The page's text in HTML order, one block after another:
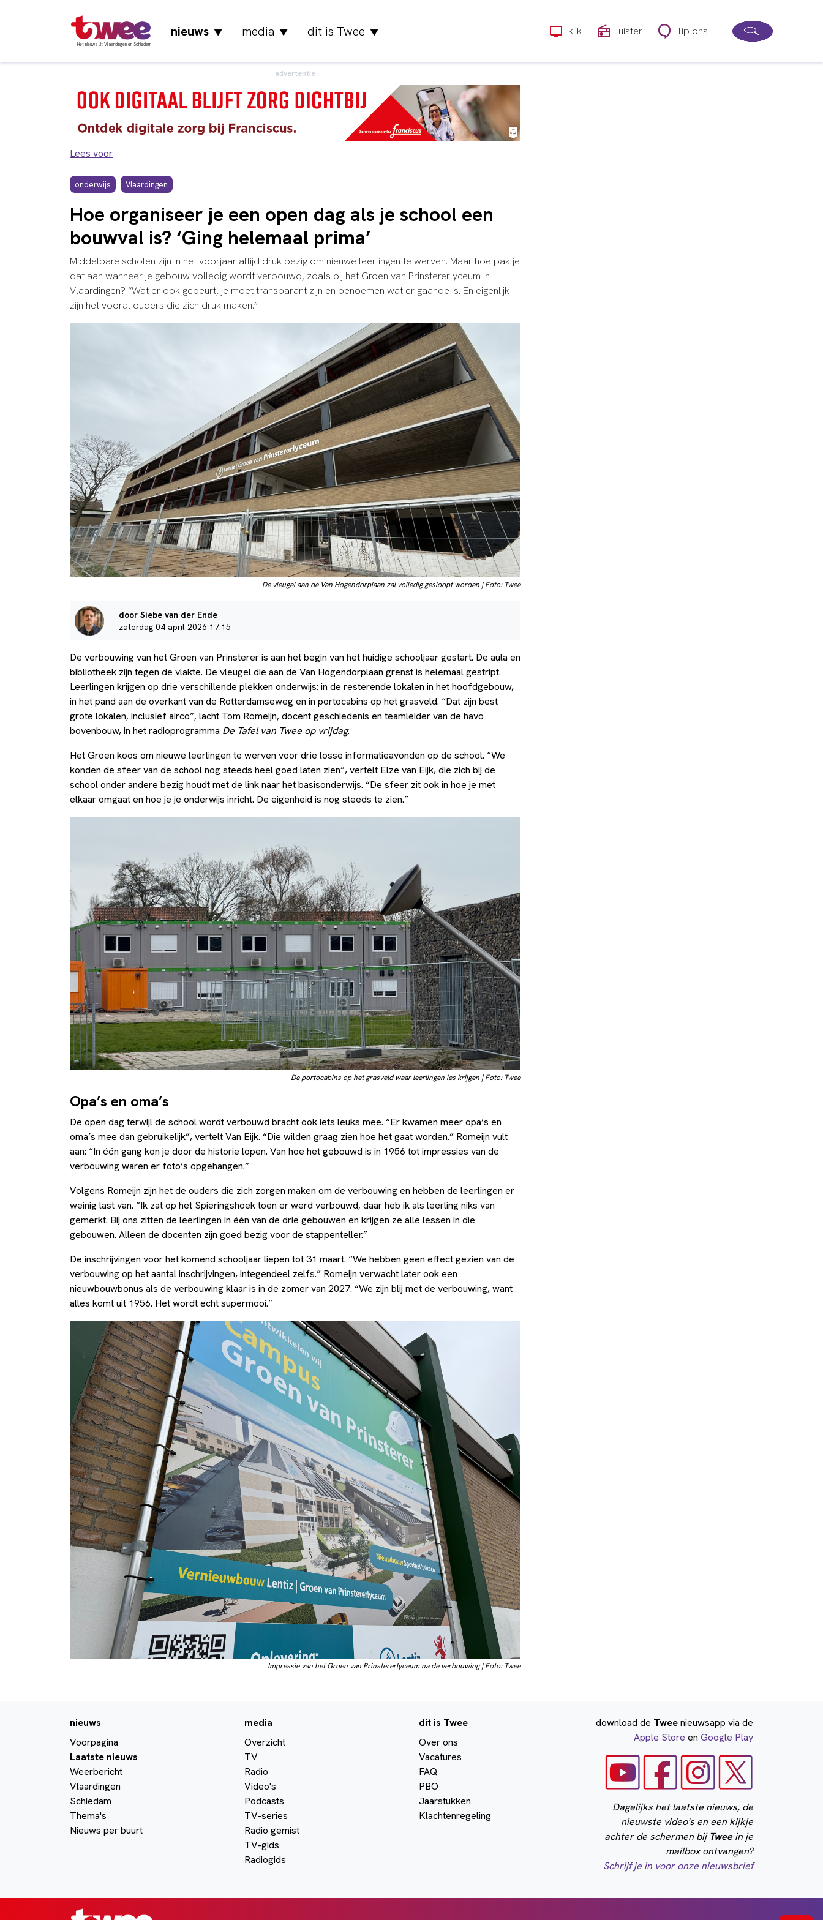
Het nieuws uit Vlaardingen en Schiedam
nieuws▼ media ▼ dit is Twee ▼ kijk luister Tip ons
advertentie
Lees voor
onderwijs Vlaardingen
Hoe organiseer je een open dag als je school een
bouwval is? ‘Ging helemaal prima’
Middelbare scholen zijn in het voorjaar altijd druk bezig om nieuwe leerlingen te werven. Maar hoe pak je
dat aan wanneer je gebouw volledig wordt verbouwd, zoals bij het Groen van Prinstererlyceum in
Vlaardingen? “Wat er ook gebeurt, je moet transparant zijn en benoemen wat er gaande is. En eigenlijk
zijn het vooral ouders die zich druk maken.”
De vleugel aan de Van Hogendorplaan zal volledig gesloopt worden | Foto: Twee
door Siebe van der Ende
zaterdag 04 april 2026 17:15
De verbouwing van het Groen van Prinsterer is aan het begin van het huidige schooljaar gestart. De aula en
bibliotheek zijn tegen de vlakte. De vleugel die aan de Van Hogendorplaan grenst is helemaal gestript.
Leerlingen krijgen op drie verschillende plekken onderwijs: in de resterende lokalen in het hoofdgebouw,
in het pand aan de overkant van de Rotterdamseweg en in portocabins op het grasveld. “Dat zijn best
grote lokalen, inclusief airco”, lacht Tom Romeijn, docent geschiedenis en teamleider van de havo
bovenbouw, in het radioprogramma De Tafel van Twee op vrijdag.
Het Groen koos om nieuwe leerlingen te werven voor drie losse informatieavonden op de school. “We
konden de sfeer van de school nog steeds heel goed laten zien”, vertelt Elze van Eijk, die zich bij de
school onder andere bezig houdt met de link naar het basisonderwijs. “De sfeer zit ook in hoe je met
elkaar omgaat en hoe je je onderwijs inricht. De eigenheid is nog steeds te zien.”
De portocabins op het grasveld waar leerlingen les krijgen | Foto: Twee
Opa’s en oma’s
De open dag terwijl de school wordt verbouwd bracht ook iets leuks mee. “Er kwamen meer opa’s en
oma’s mee dan gebruikelijk”, vertelt Van Eijk. “Die wilden graag zien hoe het gaat worden.” Romeijn vult
aan: “In één gang kon je door de historie lopen. Van hoe het gebouwd is in 1956 tot impressies van de
verbouwing waren er foto’s opgehangen.”
Volgens Romeijn zijn het de ouders die zich zorgen maken om de verbouwing en hebben de leerlingen er
weinig last van. “Ik zat op het Spieringshoek toen er werd verbouwd, daar heb ik als leerling niks van
gemerkt. Bij ons zitten de leerlingen in één van de drie gebouwen en krijgen ze alle lessen in die
gebouwen. Alleen de docenten zijn goed bezig voor de stappenteller.”
De inschrijvingen voor het komend schooljaar liepen tot 31 maart. “We hebben geen effect gezien van de
verbouwing op het aantal inschrijvingen, integendeel zelfs.” Romeijn verwacht later ook een
nieuwbouwbonus als de verbouwing klaar is in de zomer van 2027. “We zijn blij met de verbouwing, want
alles komt uit 1956. Het wordt echt supermooi.”
Impressie van het Groen van Prinstererlyceum na de verbouwing | Foto: Twee
nieuws
Voorpagina
Laatste nieuws
Weerbericht
Vlaardingen
Schiedam
Thema's
Nieuws per buurt
media
Overzicht
TV
Radio
Video's
Podcasts
TV-series
Radio gemist
TV-gids
Radiogids
dit is Twee
Over ons
Vacatures
FAQ
PBO
Jaarstukken
Klachtenregeling
download de Tweenieuwsapp via de
Apple Store en Google Play
Dagelijks het laatste nieuws, de
nieuwste video's en een kijkje
achter de schermen bijTweein je
mailbox ontvangen?
Schrijf je in voor onze nieuwsbrief